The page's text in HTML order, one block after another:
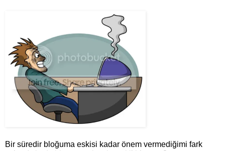
Bir süredir bloğuma eskisi kadar önem vermediğimi fark